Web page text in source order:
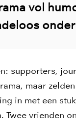
vol
supporters,
maar
in met een
Twee vrienden